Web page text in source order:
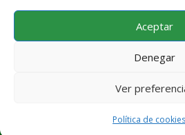
Aceptar
Denegar
Ver
Política de cookies
Política de cookies